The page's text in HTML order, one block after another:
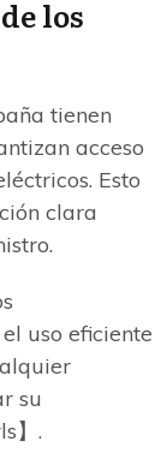
los
tienen
acceso
Esto
clara
uso eficiente
su
】.